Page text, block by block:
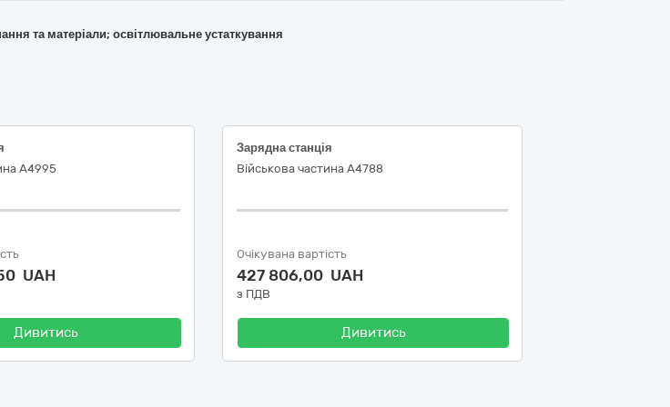
та матеріали; освітлювальне устаткування
А4995
UAH
Дивитись
Зарядна станція
Військова частина А4788
Очікувана вартість
427 806,00 UAH
з ПДВ
Дивитись